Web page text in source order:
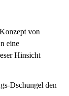
von
eine
Hinsicht
Dschungel den